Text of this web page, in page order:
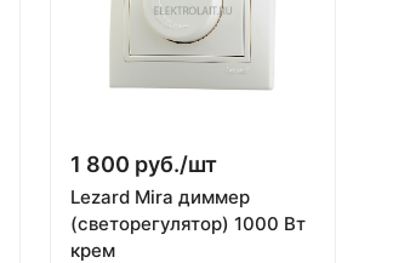
1 800 руб./шт
Lezard Mira диммер
(светорегулятор) 1000 Вт
крем